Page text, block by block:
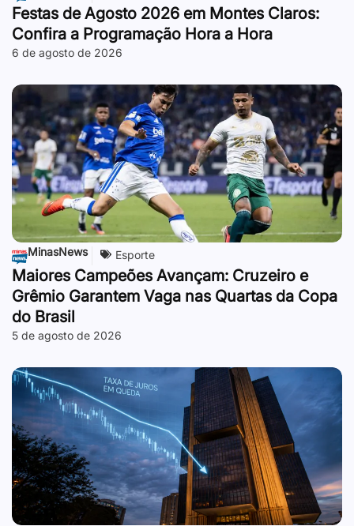
Festas de Agosto 2026 em Montes Claros:
Confira a Programação Hora a Hora
6 de agosto de 2026
MinasNews Esporte
Maiores Campeões Avançam: Cruzeiro e
Grêmio Garantem Vaga nas Quartas da Copa
do Brasil
5 de agosto de 2026